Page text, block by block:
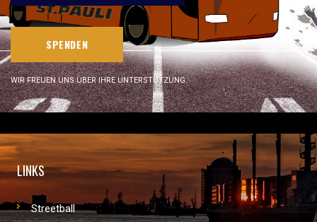
SPENDEN
WIR FREUEN UNS ÜBER IHRE UNTERSTÜTZUNG.
LINKS
Streetball